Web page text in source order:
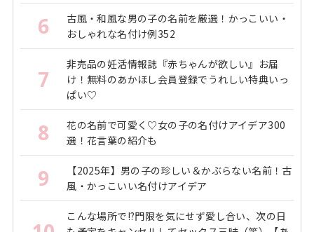
6
古風・和風な男の子の名前を厳選！かっこいい・
おしゃれな名付け例352
7
非売品の妊活情報誌『赤ちゃんが欲しい』お届
け！無料のあかほし会員登録でうれしい特典いっ
ぱい♡
8
花の名前で可愛く♡女の子の名付けアイデア300
選！花言葉の紹介も
9
【2025年】男の子の珍しい＆かぶらない名前！古
風・かっこいい名付けアイデア
こんな場所で!?門限を気にせず愛し合い、次の日